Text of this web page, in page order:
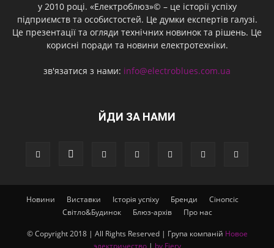
у 2010 році. «Електроблюз»© – це історії успіху
підприємств та особистостей. Це думки експертів галузі.
Це презентації та огляди технічних новинок та рішень. Це
корисні поради та новини електротехніки.
зв'язатися з нами: info@electroblues.com.ua
ЙДИ ЗА НАМИ
Новини Виставки Історія успіху Бренди
Сінопсіс
Світло&Будинок
Блюз-архів Про нас
© Copyright 2018 | All Rights Reserved | Група компаній Новое
электричество| by Fiery